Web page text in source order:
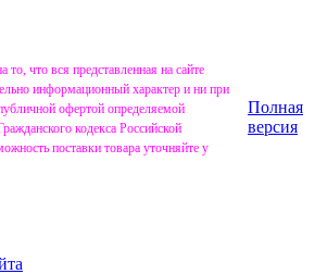
что вся представленная на сайте
информационный характер и ни при
офертой определяемой
кодекса Российской
поставки товара уточняйте у
Полная
версия